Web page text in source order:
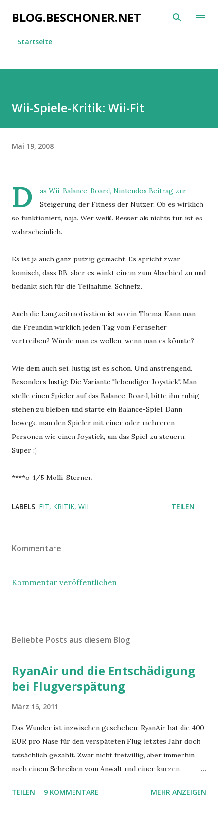
Direkt zum Hauptbereich
BLOG.BESCHONER.NET
Startseite
Wii-Spiele-Kritik: Wii-Fit
Mai 19, 2008
D
as Wii-Balance-Board, Nintendos Beitrag zur
Steigerung der Fitness der Nutzer. Ob es wirklich
so funktioniert, naja. Wer weiß. Besser als nichts tun ist es
wahrscheinlich.
Es ist ja auch ganz putzig gemacht. Es spricht zwar
komisch, dass BB, aber es winkt einem zum Abschied zu und
bedankt sich für die Teilnahme. Schnefz.
Auch die Langzeitmotivation ist so ein Thema. Kann man
die Freundin wirklich jeden Tag vom Fernseher
vertreiben? Würde man es wollen, wenn man es könnte?
Wie dem auch sei, lustig ist es schon. Und anstrengend.
Besonders lustig: Die Variante "lebendiger Joystick". Man
stelle einen Spieler auf das Balance-Board, bitte ihn ruhig
stehen zu bleiben und starte ein Balance-Spiel. Dann
bewege man den Spieler mit einer oder mehreren
Personen wie einen Joystick, um das Spiel zu steuern.
Super :)
****o 4/5 Molli-Sternen
LABELS: FIT KRITIK WII TEILEN
Kommentare
Kommentar veröffentlichen
Beliebte Posts aus diesem Blog
RyanAir und die Entschädigung
bei Flugverspätung
März 16, 2011
Das Wunder ist inzwischen geschehen: RyanAir hat die 400
EUR pro Nase für den verspäteten Flug letztes Jahr doch
tatsächlich gezahlt. Zwar nicht freiwillig, aber immerhin
nach einem Schreiben vom Anwalt und einer kurzen
Flug von Fuerteventura nach Hahn flog erst ca. 7 Stunden
TEILEN 9 KOMMENTARE MEHR ANZEIGEN